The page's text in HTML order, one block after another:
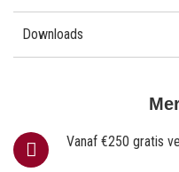
Vanaf €250 gratis
Downloads